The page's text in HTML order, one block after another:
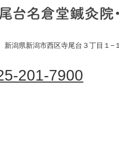
潟県新潟市西区寺尾台３丁目１−
201-7900